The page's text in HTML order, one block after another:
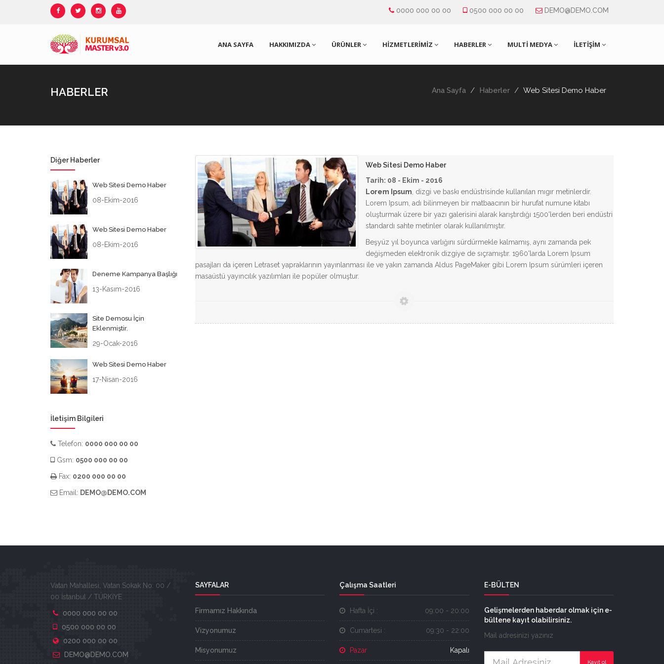
0000 000 00 00 0500 000 00 00 DEMO@DEMO.COM
ANA SAYFA HAKKIMIZDA ÜRÜNLER HİZMETLERİMİZ HABERLER MULTİ MEDYA İLETİŞİM
HABERLER Ana Sayfa Haberler Web Sitesi Demo Haber
Web Sitesi Demo Haber
Tarih: 08 - Ekim - 2016
Lorem Ipsum , dizgi ve baskı endüstrisinde kullanılan mıgır metinlerdir.
Lorem Ipsum, adı bilinmeyen bir matbaacının bir hurufat numune kitabı
oluşturmak üzere bir yazı galerisini alarak karıştırdığı 1500'lerden beri endüstri
standardı sahte metinler olarak kullanılmıştır.
Beşyüz yıl boyunca varlığını sürdürmekle kalmamış, aynı zamanda pek
değişmeden elektronik dizgiye de sıçramıştır. 1960'larda Lorem Ipsum
pasajları da içeren Letraset yapraklarının yayınlanması ile ve yakın zamanda Aldus PageMaker gibi Lorem Ipsum sürümleri içeren
masaüstü yayıncılık yazılımları ile popüler olmuştur.
Diğer Haberler
Web Sitesi Demo Haber
08-Ekim-2016
Web Sitesi Demo Haber
08-Ekim-2016
Deneme Kampanya Başlığı
13-Kasım-2016
Site Demosu İçin
Eklenmiştir.
29-Ocak-2016
Web Sitesi Demo Haber
17-Nisan-2016
İletişim Bilgileri
Telefon: 0000 000 00 00
Gsm: 0500 000 00 00
Fax: 0200 000 00 00
Email: DEMO@DEMO.COM
Vatan Mahallesi, Vatan Sokak No: 00 /
00 İstanbul / TÜRKİYE
0000 000 00 00
0500 000 00 00
0200 000 00 00
DEMO@DEMO.COM
SAYFALAR
Firmamız Hakkında
Vizyonumuz
Misyonumuz
Çalışma Saatleri
Hafta İçi : 09:00 - 20:00
Cumartesi : 09:30 - 22:00
Pazar Kapalı
E-BÜLTEN
Gelişmelerden haberdar olmak için e-
bültene kayıt olabilirsiniz.
Mail adresinizi yazınız
Kayıt ol